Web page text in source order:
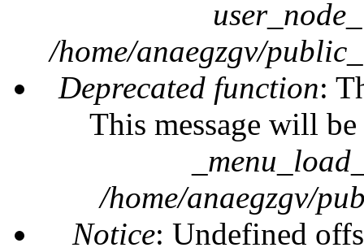
/home/anaegzgv/
Deprecated function:
This message will
/home/anaegzgv/
Notice: Undefined